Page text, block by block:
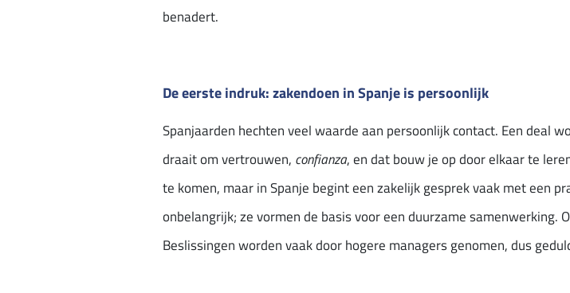
benadert.
De eerste indruk: zakendoen in Spanje is persoonlijk
Spanjaarden hechten veel waarde aan persoonlijk contact. Een deal
draait om vertrouwen, confianza, en dat bouw je op door elkaar te
te komen, maar in Spanje begint een zakelijk gesprek vaak met een
onbelangrijk; ze vormen de basis voor een duurzame samenwerking.
Beslissingen worden vaak door hogere managers genomen, dus